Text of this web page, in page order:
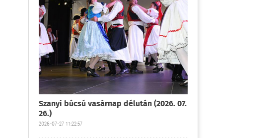
Szanyi búcsú vasárnap délután (2026. 07.
26.)
2026-07-27 11:22:57